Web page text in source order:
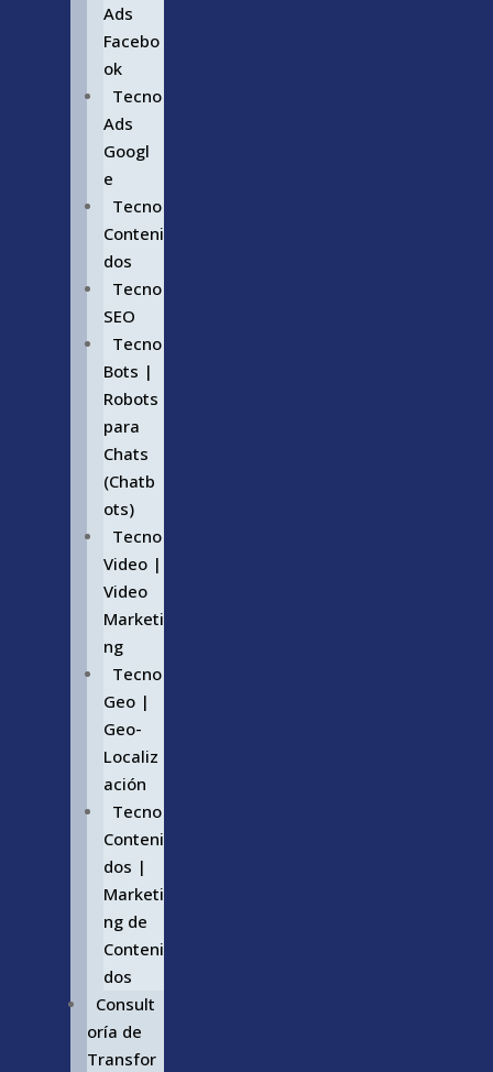
Ads
Facebo
ok
Tecno
Ads
Googl
e
Tecno
Conteni
dos
Tecno
SEO
Tecno
Bots |
Robots
para
Chats
(Chatb
ots)
Tecno
Video |
Video
Marketi
ng
Tecno
Geo |
Geo-
Localiz
ación
Tecno
Conteni
dos |
Marketi
ng de
Conteni
dos
Consult
oría de
Transfor